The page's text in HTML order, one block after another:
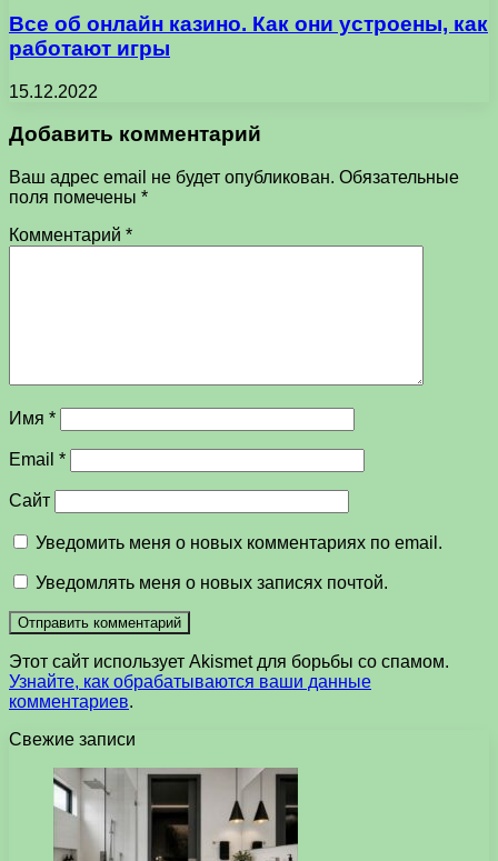
Все об онлайн казино. Как они устроены, как
работают игры
15.12.2022
Добавить комментарий
Ваш адрес email не будет опубликован. Обязательные
поля помечены *
Комментарий *
Имя *
Email *
Сайт
Уведомить меня о новых комментариях по email.
Уведомлять меня о новых записях почтой.
Этот сайт использует Akismet для борьбы со спамом.
Узнайте, как обрабатываются ваши данные
комментариев.
Свежие записи